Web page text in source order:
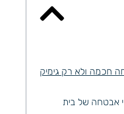
חכמה ולא רק גימיק
אבטחה של בית